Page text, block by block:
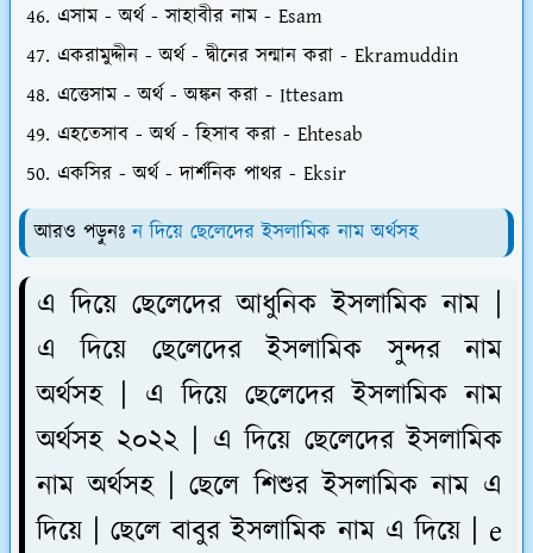
এসাম - অর্থ - সাহাবীর নাম - Esam
একরামুদ্দীন - অর্থ - দ্বীনের সন্মান করা - Ekramuddin
এত্তেসাম - অর্থ - অঙ্কন করা - Ittesam
এহতেসাব - অর্থ - হিসাব করা - Ehtesab
একসির - অর্থ - দার্শনিক পাথর - Eksir
আরও পড়ুনঃন দিয়ে ছেলেদের ইসলামিক নাম অর্থসহ
এ দিয়ে ছেলেদের আধুনিক ইসলামিক নাম |
এ দিয়ে ছেলেদের ইসলামিক সুন্দর নাম
অর্থসহ | এ দিয়ে ছেলেদের ইসলামিক নাম
অর্থসহ ২০২২ | এ দিয়ে ছেলেদের ইসলামিক
নাম অর্থসহ | ছেলে শিশুর ইসলামিক নাম এ
দিয়ে | ছেলে বাবুর ইসলামিক নাম এ দিয়ে | e